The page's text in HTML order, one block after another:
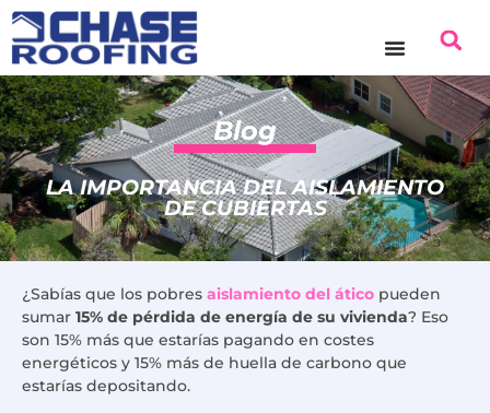
contenido
Blog
LA IMPORTANCIA DEL AISLAMIENTO
DE CUBIERTAS
¿Sabías que los pobres aislamiento del ático pueden
sumar 15% de pérdida de energía de su vivienda? Eso
son 15% más que estarías pagando en costes
energéticos y 15% más de huella de carbono que
estarías depositando.